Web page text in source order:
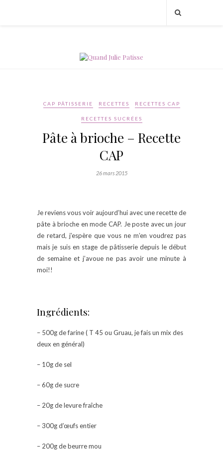
CAP PÂTISSERIE RECETTES RECETTES CAP
RECETTES SUCRÉES
Pâte à brioche – Recette
CAP
26 mars 2015
Je reviens vous voir aujourd’hui avec une recette de
pâte à brioche en mode CAP. Je poste avec un jour
de retard, j’espère que vous ne m’en voudrez pas
mais je suis en stage de pâtisserie depuis le début
de semaine et j’avoue ne pas avoir une minute à
moi!!
Ingrédients:
– 500g de farine ( T 45 ou Gruau, je fais un mix des
deux en général)
– 10g de sel
– 60g de sucre
– 20g de levure fraîche
– 300g d’œufs entier
– 200g de beurre mou